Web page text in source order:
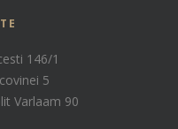
146/1
5
Varlaam 90